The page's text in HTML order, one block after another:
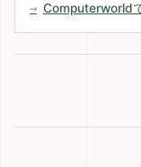
Computerworld